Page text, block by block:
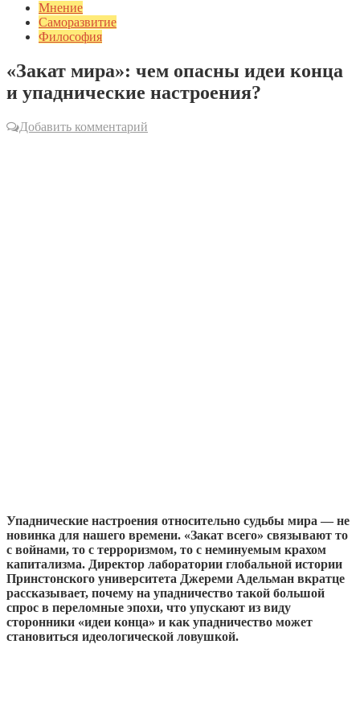
Мнение
Саморазвитие
Философия
«Закат мира»: чем опасны идеи конца
и упаднические настроения?
Добавить комментарий
Упаднические настроения относительно судьбы мира — не
новинка для нашего времени. «Закат всего» связывают то
с войнами, то с терроризмом, то с неминуемым крахом
капитализма. Директор лаборатории глобальной истории
Принстонского университета Джереми Адельман вкратце
рассказывает, почему на упадничество такой большой
спрос в переломные эпохи, что упускают из виду
сторонники «идеи конца» и как упадничество может
становиться идеологической ловушкой.